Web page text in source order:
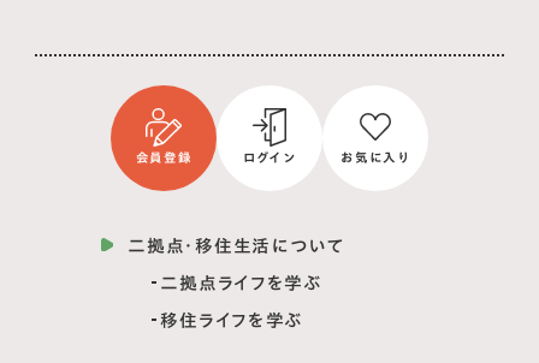
会員登録 ログイン お気に入り
二拠点・移住生活について
二拠点ライフを学ぶ
移住ライフを学ぶ